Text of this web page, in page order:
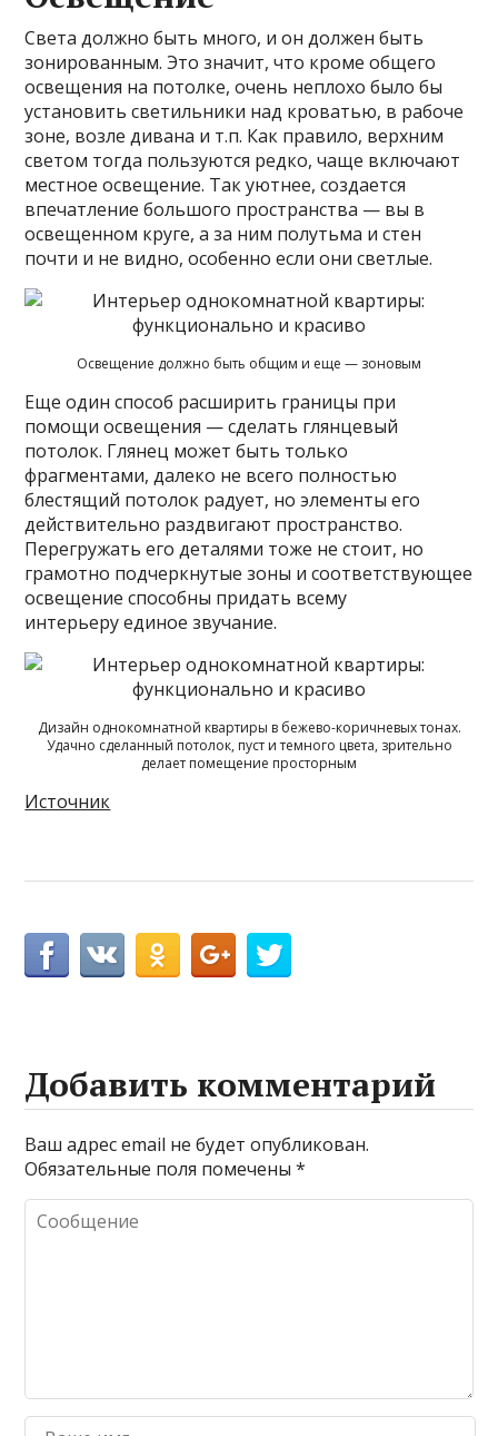
Света должно быть много, и он должен быть
зонированным. Это значит, что кроме общего
освещения на потолке, очень неплохо было бы
установить светильники над кроватью, в рабоче
зоне, возле дивана и т.п. Как правило, верхним
светом тогда пользуются редко, чаще включают
местное освещение. Так уютнее, создается
впечатление большого пространства — вы в
освещенном круге, а за ним полутьма и стен
почти и не видно, особенно если они светлые.
Освещение должно быть общим и еще — зоновым
Еще один способ расширить границы при
помощи освещения — сделать глянцевый
потолок. Глянец может быть только
фрагментами, далеко не всего полностью
блестящий потолок радует, но элементы его
действительно раздвигают пространство.
Перегружать его деталями тоже не стоит, но
грамотно подчеркнутые зоны и соответствующее
освещение способны придать всему
интерьеру единое звучание.
Дизайн однокомнатной квартиры в бежево-коричневых тонах.
Удачно сделанный потолок, пуст и темного цвета, зрительно
делает помещение просторным
Источник
Добавить комментарий
Ваш адрес email не будет опубликован.
Обязательные поля помечены*